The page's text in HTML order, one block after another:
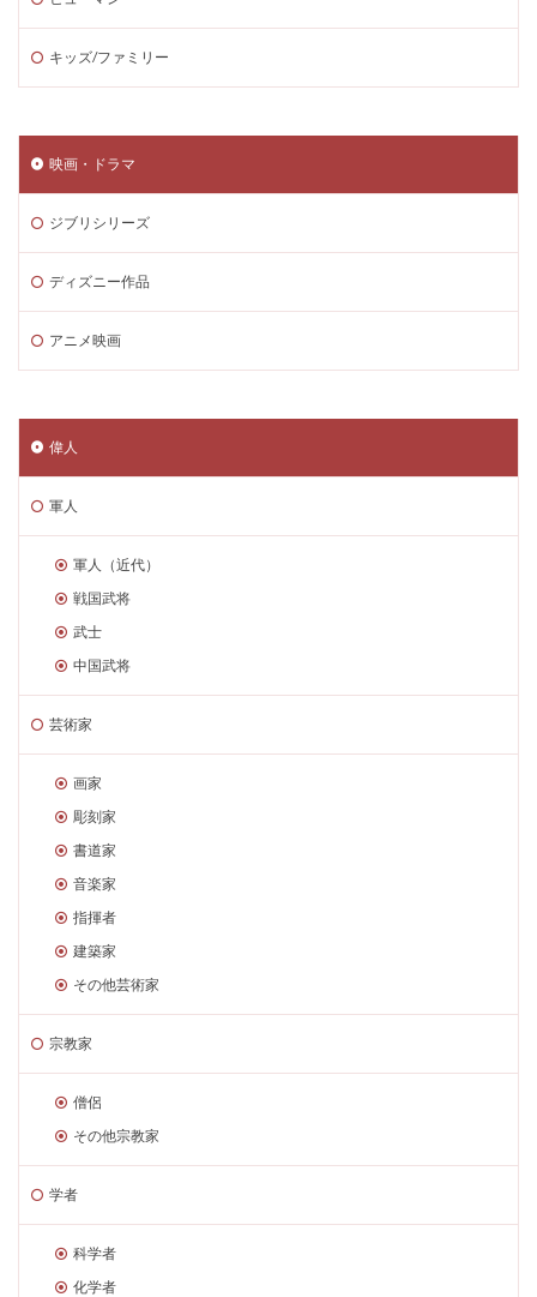
キッズ/ファミリー
映画・ドラマ
ジブリシリーズ
ディズニー作品
アニメ映画
偉人
軍人
軍人（近代）
戦国武将
武士
中国武将
芸術家
画家
彫刻家
書道家
音楽家
指揮者
建築家
その他芸術家
宗教家
僧侶
その他宗教家
学者
科学者
化学者